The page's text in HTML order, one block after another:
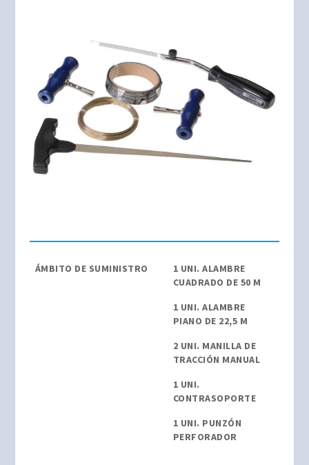
ÁMBITO DE SUMINISTRO
1 UNI. ALAMBRE
CUADRADO DE 50 M
1 UNI. ALAMBRE
PIANO DE 22,5 M
2 UNI. MANILLA DE
TRACCIÓN MANUAL
1 UNI.
CONTRASOPORTE
1 UNI. PUNZÓN
PERFORADOR